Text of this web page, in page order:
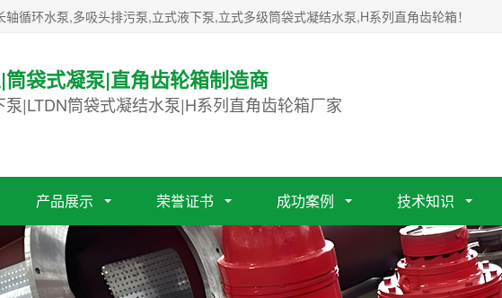
循环水泵,多吸头排污泵,立式液下泵,立式多级筒袋式凝结水泵,H系列直角齿轮箱！
袋式凝泵|直角齿轮箱制造商
|LTDN筒袋式凝结水泵|H系列直角齿轮箱厂家
产品展示 荣誉证书 成功案例 技术知识